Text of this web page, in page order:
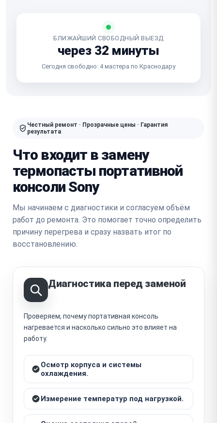
БЛИЖАЙШИЙ СВОБОДНЫЙ ВЫЕЗД
через 32 минуты
Сегодня свободно: 4 мастера по Краснодару
Честный ремонт · Прозрачные цены · Гарантия
результата
Что входит в замену
термопасты портативной
консоли Sony
Мы начинаем с диагностики и согласуем объём
работ до ремонта. Это помогает точно определить
причину перегрева и сразу назвать итог по
восстановлению.
Диагностика перед заменой
Проверяем, почему портативная консоль
нагревается и насколько сильно это влияет на
работу.
Осмотр корпуса и системы
охлаждения.
Измерение температур под нагрузкой.